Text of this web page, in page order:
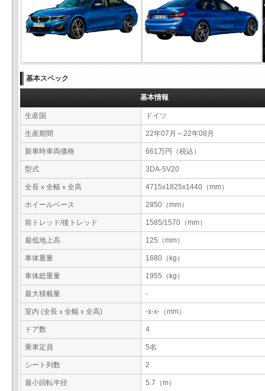
基本スペック
基本情報
生産国 ドイツ
生産期間 22年07月～22年08月
新車時車両価格 661万円（税込）
型式 3DA-5V20
全長ｘ全幅ｘ全高 4715x1825x1440（mm）
ホイールベース 2850（mm）
前トレッド/後トレッド 1585/1570（mm）
最低地上高 125（mm）
車体重量 1680（kg）
車体総重量 1955（kg）
最大積載量 -
室内 (全長ｘ全幅ｘ全高) -x-x-（mm）
ドア数 4
乗車定員 5名
シート列数 2
最小回転半径 5.7（m）